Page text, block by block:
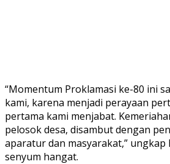
“Momentum Proklamasi ke-80 ini
kami, karena menjadi perayaan
pertama kami menjabat.
pelosok desa, disambut dengan
aparatur dan masyarakat,” ungkap
senyum hangat.